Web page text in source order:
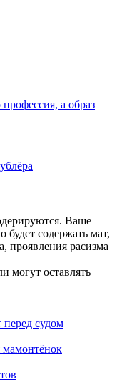
а образ
Ваше
содержать мат,
проявления расизма
могут оставлять
перед судом
мамонтёнок